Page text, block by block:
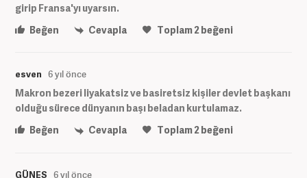
girip Fransa'yı uyarsın.
Beğen
Cevapla Toplam2beğeni
esven 6 yıl önce
Makron bezeri liyakatsiz ve basiretsiz kişiler devlet başkanı
olduğu sürece dünyanın başı beladan kurtulamaz.
Beğen
Cevapla Toplam2beğeni
GÜNEŞ 6 yıl önce